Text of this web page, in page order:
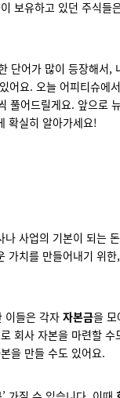
보유하고 있던 주식들
단어가 많이 등장해서,
어요. 오늘 어피티슈에서
풀어드릴게요. 앞으로
확실히 알아가세요!
나 사업의 기본이 되는 돈
가치를 만들어내기 위한,
이들은 각자 자본금을 모
회사 자본을 마련할 수
을 만들 수도 있어요.